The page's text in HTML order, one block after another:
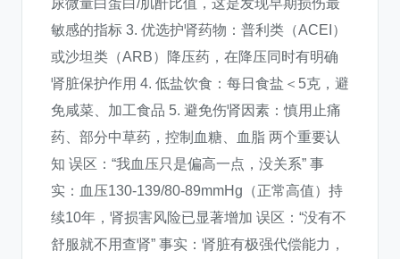
尿微量白蛋白/肌酐比值，这是发现早期损伤最
敏感的指标 3. 优选护肾药物：普利类（ACEI）
或沙坦类（ARB）降压药，在降压同时有明确
肾脏保护作用 4. 低盐饮食：每日食盐＜5克，避
免咸菜、加工食品 5. 避免伤肾因素：慎用止痛
药、部分中草药，控制血糖、血脂 两个重要认
知 误区：“我血压只是偏高一点，没关系” 事
实：血压130-139/80-89mmHg（正常高值）持
续10年，肾损害风险已显著增加 误区：“没有不
舒服就不用查肾” 事实：肾脏有极强代偿能力，